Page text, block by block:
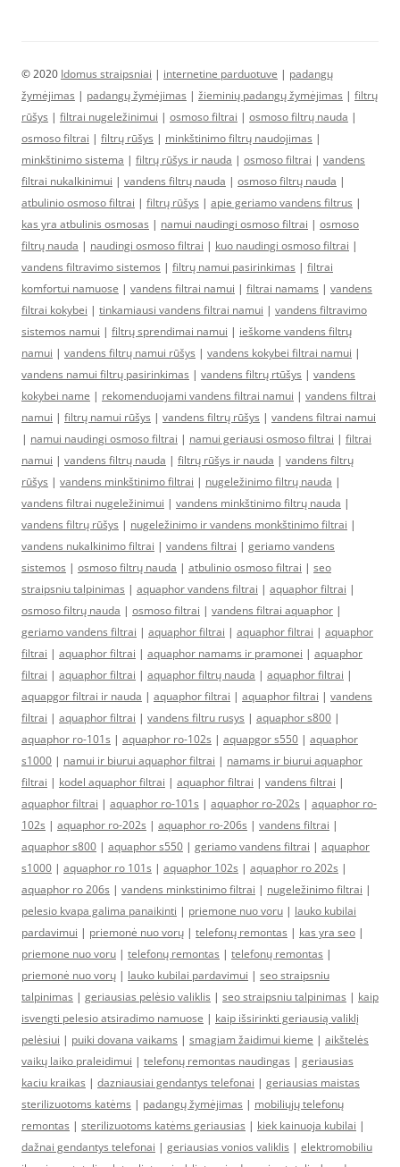
© 2020 Idomus straipsniai | internetine parduotuve | padangų
žymėjimas | padangų žymėjimas | žieminių padangų žymėjimas | filtrų
rūšys | filtrai nugeležinimui | osmoso filtrai | osmoso filtrų nauda |
osmoso filtrai | filtrų rūšys | minkštinimo filtrų naudojimas |
minkštinimo sistema | filtrų rūšys ir nauda | osmoso filtrai | vandens
filtrai nukalkinimui | vandens filtrų nauda | osmoso filtrų nauda |
atbulinio osmoso filtrai | filtrų rūšys | apie geriamo vandens filtrus |
kas yra atbulinis osmosas | namui naudingi osmoso filtrai | osmoso
filtrų nauda | naudingi osmoso filtrai | kuo naudingi osmoso filtrai |
vandens filtravimo sistemos | filtrų namui pasirinkimas | filtrai
komfortui namuose | vandens filtrai namui | filtrai namams | vandens
filtrai kokybei | tinkamiausi vandens filtrai namui | vandens filtravimo
sistemos namui | filtrų sprendimai namui | ieškome vandens filtrų
namui | vandens filtrų namui rūšys | vandens kokybei filtrai namui |
vandens namui filtrų pasirinkimas | vandens filtrų rtūšys | vandens
kokybei name | rekomenduojami vandens filtrai namui | vandens filtrai
namui | filtrų namui rūšys | vandens filtrų rūšys | vandens filtrai namui
| namui naudingi osmoso filtrai | namui geriausi osmoso filtrai | filtrai
namui | vandens filtrų nauda | filtrų rūšys ir nauda | vandens filtrų
rūšys | vandens minkštinimo filtrai | nugeležinimo filtrų nauda |
vandens filtrai nugeležinimui | vandens minkštinimo filtrų nauda |
vandens filtrų rūšys | nugeležinimo ir vandens monkštinimo filtrai |
vandens nukalkinimo filtrai | vandens filtrai | geriamo vandens
sistemos | osmoso filtrų nauda | atbulinio osmoso filtrai | seo
straipsniu talpinimas | aquaphor vandens filtrai | aquaphor filtrai |
osmoso filtrų nauda | osmoso filtrai | vandens filtrai aquaphor |
geriamo vandens filtrai | aquaphor filtrai | aquaphor filtrai | aquaphor
filtrai | aquaphor filtrai | aquaphor namams ir pramonei | aquaphor
filtrai | aquaphor filtrai | aquaphor filtrų nauda | aquaphor filtrai |
aquapgor filtrai ir nauda | aquaphor filtrai | aquaphor filtrai | vandens
filtrai | aquaphor filtrai | vandens filtru rusys | aquaphor s800 |
aquaphor ro-101s | aquaphor ro-102s | aquapgor s550 | aquaphor
s1000 | namui ir biurui aquaphor filtrai | namams ir biurui aquaphor
filtrai | kodel aquaphor filtrai | aquaphor filtrai | vandens filtrai |
aquaphor filtrai | aquaphor ro-101s | aquaphor ro-202s | aquaphor ro-
102s | aquaphor ro-202s | aquaphor ro-206s | vandens filtrai |
aquaphor s800 | aquaphor s550 | geriamo vandens filtrai | aquaphor
s1000 | aquaphor ro 101s | aquaphor 102s | aquaphor ro 202s |
aquaphor ro 206s | vandens minkstinimo filtrai | nugeležinimo filtrai |
pelesio kvapa galima panaikinti | priemone nuo voru | lauko kubilai
pardavimui | priemonė nuo vorų | telefonų remontas | kas yra seo |
priemone nuo voru | telefonų remontas | telefonų remontas |
priemonė nuo vorų | lauko kubilai pardavimui | seo straipsniu
talpinimas | geriausias pelėsio valiklis | seo straipsniu talpinimas | kaip
isvengti pelesio atsiradimo namuose | kaip išsirinkti geriausią valiklį
pelėsiui | puiki dovana vaikams | smagiam žaidimui kieme | aikštelės
vaikų laiko praleidimui | telefonų remontas naudingas | geriausias
kaciu kraikas | dazniausiai gendantys telefonai | geriausias maistas
sterilizuotoms katėms | padangų žymėjimas | mobiliųjų telefonų
remontas | sterilizuotoms katėms geriausias | kiek kainuoja kubilai |
dažnai gendantys telefonai | geriausias vonios valiklis | elektromobiliu